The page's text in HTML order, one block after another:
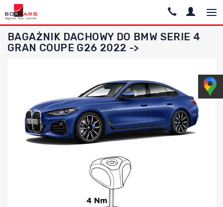
BAGAŻNIK DACHOWY DO BMW SERIE 4
GRAN COUPE G26 2022 ->